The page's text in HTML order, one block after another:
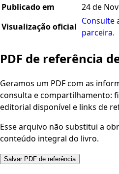
Publicado em
24 de
Visualização oficial
Consulte
parceira.
PDF de referência
Geramos um PDF com as
consulta e compartilhamento:
editorial disponível e links de
Esse arquivo não substitui a
conteúdo integral do livro.
Salvar PDF de referência